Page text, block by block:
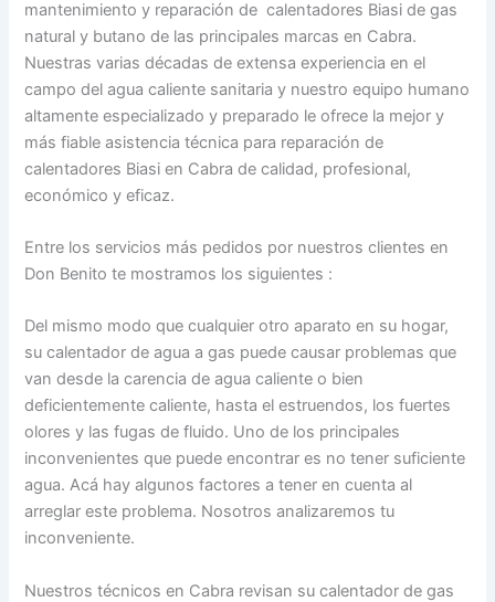
mantenimiento y reparación de calentadores Biasi de gas
natural y butano de las principales marcas en Cabra.
Nuestras varias décadas de extensa experiencia en el
campo del agua caliente sanitaria y nuestro equipo humano
altamente especializado y preparado le ofrece la mejor y
más fiable asistencia técnica para reparación de
calentadores Biasi en Cabra de calidad, profesional,
económico y eficaz.
Entre los servicios más pedidos por nuestros clientes en
Don Benito te mostramos los siguientes :
Del mismo modo que cualquier otro aparato en su hogar,
su calentador de agua a gas puede causar problemas que
van desde la carencia de agua caliente o bien
deficientemente caliente, hasta el estruendos, los fuertes
olores y las fugas de fluido. Uno de los principales
inconvenientes que puede encontrar es no tener suficiente
agua. Acá hay algunos factores a tener en cuenta al
arreglar este problema. Nosotros analizaremos tu
inconveniente.
Nuestros técnicos en Cabra revisan su calentador de gas